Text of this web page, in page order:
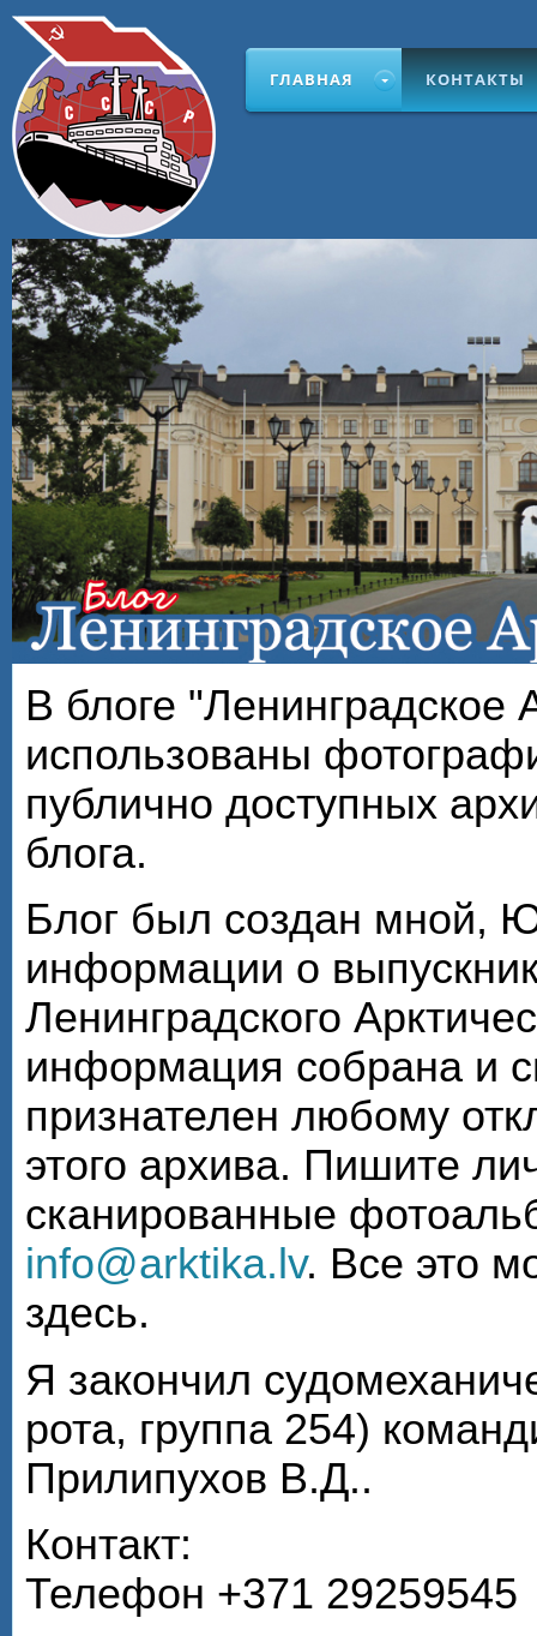
ГЛАВНАЯ КОНТАКТЫ
В блоге "Ленинградское
использованы
публично доступных
блога.
Блог был создан мной,
информации о
Ленинградского
информация собрана и
признателен любому
этого архива. Пишите
сканированные
info@arktika.lv. Все это
здесь.
Я закончил
рота, группа 254)
Прилипухов В.Д..
Контакт:
Телефон +371 29259545